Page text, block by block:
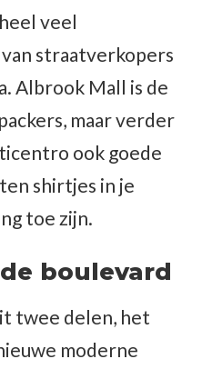
veel
straatverkopers
Albrook Mall is de
maar verder
ook goede
shirtjes in je
toe zijn.
boulevard
twee delen, het
moderne